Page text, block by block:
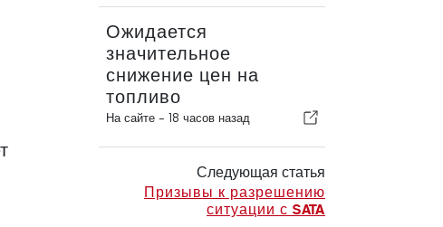
Ожидается
значительное
снижение цен на
топливо
На сайте - 18 часов назад
Следующая статья
Призывы к разрешению
ситуации с SATA